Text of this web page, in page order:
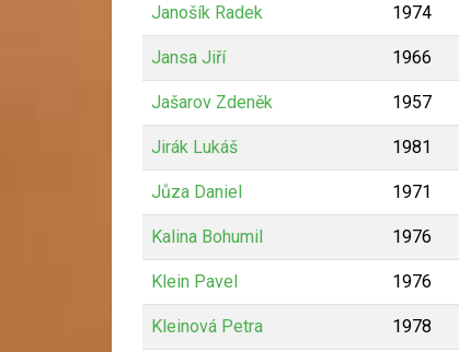
Janošík Radek 1974
Jansa Jiří 1966
Jašarov Zdeněk 1957
Jirák Lukáš 1981
Jůza Daniel 1971
Kalina Bohumil 1976
Klein Pavel 1976
Kleinová Petra 1978